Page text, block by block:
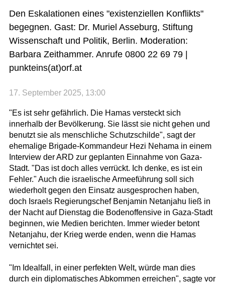
Den Eskalationen eines "existenziellen Konflikts"
begegnen. Gast: Dr. Muriel Asseburg, Stiftung
Wissenschaft und Politik, Berlin. Moderation:
Barbara Zeithammer. Anrufe 0800 22 69 79 |
punkteins(at)orf.at
17. September 2025, 13:00
"Es ist sehr gefährlich. Die Hamas versteckt sich
innerhalb der Bevölkerung. Sie lässt sie nicht gehen und
benutzt sie als menschliche Schutzschilde", sagt der
ehemalige Brigade-Kommandeur Hezi Nehama in einem
Interview der ARD zur geplanten Einnahme von Gaza-
Stadt. "Das ist doch alles verrückt. Ich denke, es ist ein
Fehler." Auch die israelische Armeeführung soll sich
wiederholt gegen den Einsatz ausgesprochen haben,
doch Israels Regierungschef Benjamin Netanjahu ließ in
der Nacht auf Dienstag die Bodenoffensive in Gaza-Stadt
beginnen, wie Medien berichten. Immer wieder betont
Netanjahu, der Krieg werde enden, wenn die Hamas
vernichtet sei.
"Im Idealfall, in einer perfekten Welt, würde man dies
durch ein diplomatisches Abkommen erreichen", sagte vor